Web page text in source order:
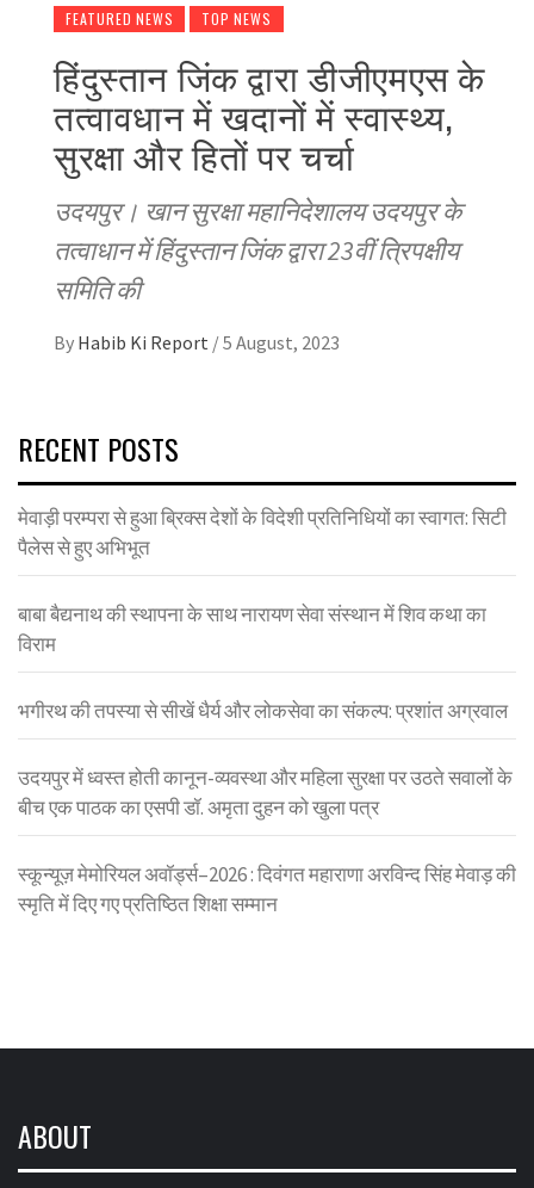
FEATURED NEWS TOP NEWS
हिंदुस्तान जिंक द्वारा डीजीएमएस के
तत्वावधान में खदानों में स्वास्थ्य,
सुरक्षा और हितों पर चर्चा
उदयपुर। खान सुरक्षा महानिदेशालय उदयपुर के
तत्वाधान में हिंदुस्तान जिंक द्वारा 23वीं त्रिपक्षीय
समिति की
By Habib Ki Report /5 August, 2023
RECENT POSTS
मेवाड़ी परम्परा से हुआ ब्रिक्स देशों के विदेशी प्रतिनिधियों का स्वागत: सिटी
पैलेस से हुए अभिभूत
बाबा बैद्यनाथ की स्थापना के साथ नारायण सेवा संस्थान में शिव कथा का
विराम
भगीरथ की तपस्या से सीखें धैर्य और लोकसेवा का संकल्प: प्रशांत अग्रवाल
उदयपुर में ध्वस्त होती कानून-व्यवस्था और महिला सुरक्षा पर उठते सवालों के
बीच एक पाठक का एसपी डॉ. अमृता दुहन को खुला पत्र
स्कून्यूज़ मेमोरियल अवॉर्ड्स–2026 : दिवंगत महाराणा अरविन्द सिंह मेवाड़ की
स्मृति में दिए गए प्रतिष्ठित शिक्षा सम्मान
ABOUT